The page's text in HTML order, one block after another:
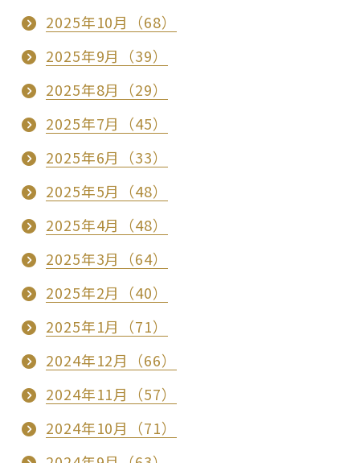
2025年10月（68）
2025年9月（39）
2025年8月（29）
2025年7月（45）
2025年6月（33）
2025年5月（48）
2025年4月（48）
2025年3月（64）
2025年2月（40）
2025年1月（71）
2024年12月（66）
2024年11月（57）
2024年10月（71）